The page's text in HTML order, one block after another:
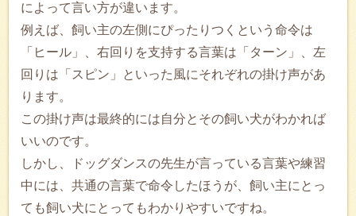
によって言い方が違います。
例えば、飼い主の左側にぴったりつくという命令は
「ヒール」、右回りを支持する言葉は「ターン」、左
回りは「スピン」といった風にそれぞれの掛け声があ
ります。
この掛け声は最終的には自分とその飼い犬がわかれば
いいのです。
しかし、ドッグダンスの先生が言っている言葉や練習
中には、共通の言葉で命令したほうが、飼い主にとっ
ても飼い犬にとってもわかりやすいですね。